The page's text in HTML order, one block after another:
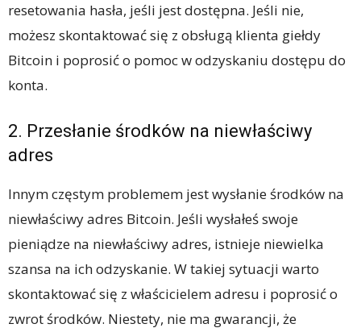
resetowania hasła, jeśli jest dostępna. Jeśli nie,
możesz skontaktować się z obsługą klienta giełdy
Bitcoin i poprosić o pomoc w odzyskaniu dostępu do
konta.
2. Przesłanie środków na niewłaściwy
adres
Innym częstym problemem jest wysłanie środków na
niewłaściwy adres Bitcoin. Jeśli wysłałeś swoje
pieniądze na niewłaściwy adres, istnieje niewielka
szansa na ich odzyskanie. W takiej sytuacji warto
skontaktować się z właścicielem adresu i poprosić o
zwrot środków. Niestety, nie ma gwarancji, że